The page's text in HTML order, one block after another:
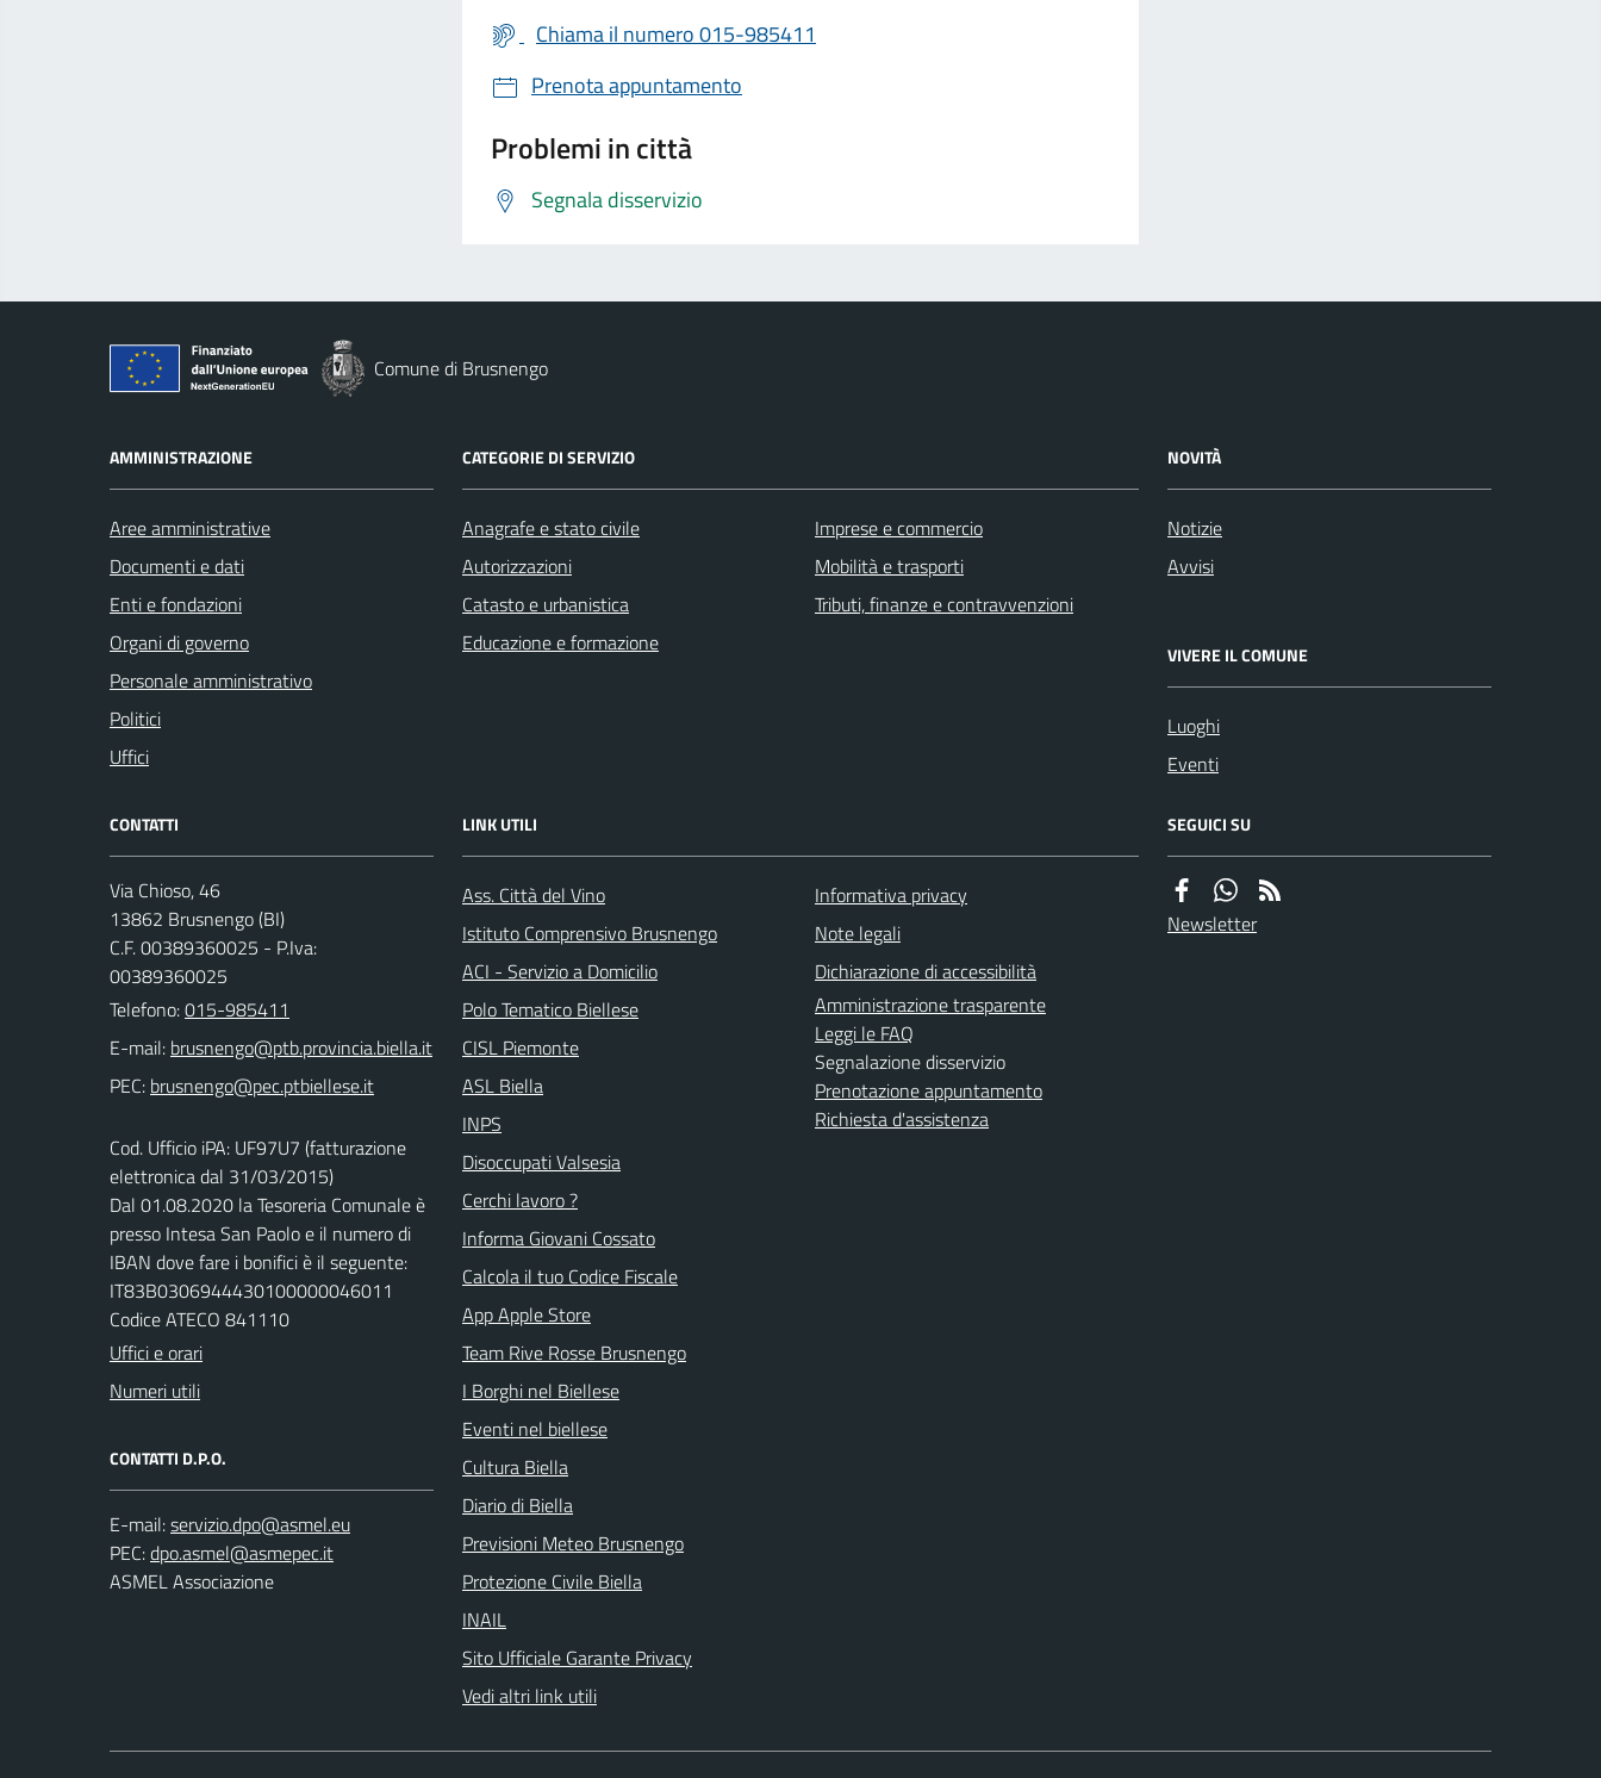
Chiama il numero 015-985411
Prenota appuntamento
Problemi in città
Segnala disservizio
Comune di Brusnengo
AMMINISTRAZIONE
Aree amministrative
Documenti e dati
Enti e fondazioni
Organi di governo
Personale amministrativo
Politici
Uffici
CATEGORIE DI SERVIZIO
Anagrafe e stato civile
Autorizzazioni
Catasto e urbanistica
Educazione e formazione
Imprese e commercio
Mobilità e trasporti
Tributi, finanze e contravvenzioni
NOVITÀ
Notizie
Avvisi
VIVERE IL COMUNE
Luoghi
Eventi
CONTATTI
Via Chioso, 46
13862 Brusnengo (BI)
C.F. 00389360025 - P.Iva:
00389360025
Telefono:015-985411
E-mail:
PEC:
Cod. Ufficio iPA: UF97U7 (fatturazione
elettronica dal 31/03/2015)
Dal 01.08.2020 la Tesoreria Comunale è
presso Intesa San Paolo e il numero di
IBAN dove fare i bonifici è il seguente:
IT83B0306944430100000046011
Codice ATECO 841110
Uffici e orari
Numeri utili
CONTATTI D.P.O.
E-mail:
PEC:
ASMEL Associazione
LINK UTILI
Ass. Città del Vino
Istituto Comprensivo Brusnengo
ACI - Servizio a Domicilio
Polo Tematico Biellese
CISL Piemonte
ASL Biella
INPS
Disoccupati Valsesia
Cerchi lavoro ?
Informa Giovani Cossato
Calcola il tuo Codice Fiscale
App Apple Store
Team Rive Rosse Brusnengo
I Borghi nel Biellese
Eventi nel biellese
Cultura Biella
Diario di Biella
Previsioni Meteo Brusnengo
Protezione Civile Biella
INAIL
Sito Ufficiale Garante Privacy
Vedi altri link utili
Informativa privacy
Note legali
Dichiarazione di accessibilità
Amministrazione trasparente
Leggi le FAQ
Segnalazione disservizio
Prenotazione appuntamento
Richiesta d'assistenza
SEGUICI SU
Newsletter